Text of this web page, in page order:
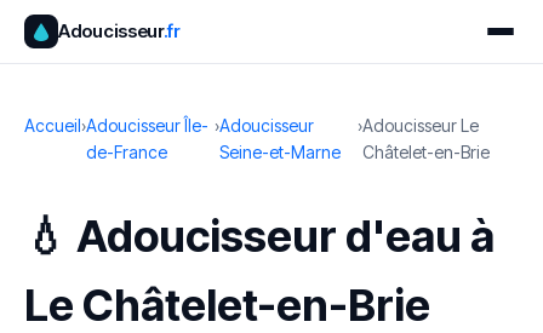
Adoucisseur.fr
Accueil›Adoucisseur Île-
de-France
›Adoucisseur
Seine-et-Marne
›Adoucisseur Le
Châtelet-en-Brie
💧 Adoucisseur d'eau à
Le Châtelet-en-Brie